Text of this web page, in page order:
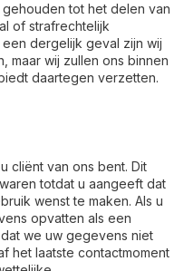
tot het delen van
of strafrechtelijk
dergelijk geval zijn wij
maar wij zullen ons binnen
daartegen verzetten.
cliënt van ons bent. Dit
totdat u aangeeft dat
wenst te maken. Als u
opvatten als een
we uw gegevens niet
het laatste contactmoment